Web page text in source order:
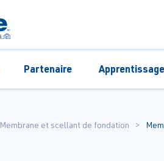
Partenaire
Membrane et scellant de fondation